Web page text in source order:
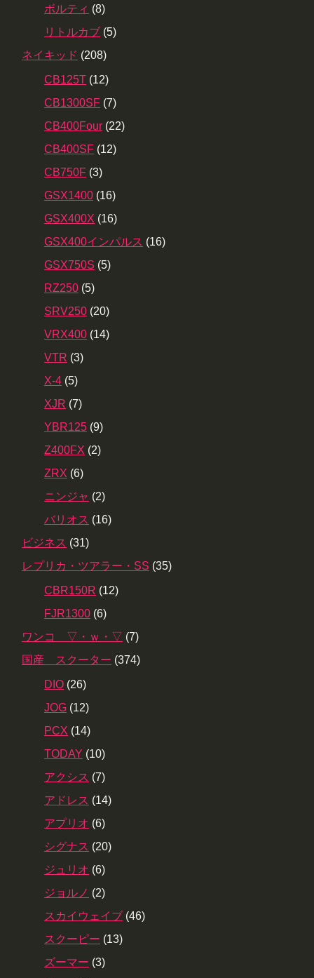
ボルティ (8)
リトルカブ (5)
ネイキッド (208)
CB125T (12)
CB1300SF (7)
CB400Four (22)
CB400SF (12)
CB750F (3)
GSX1400 (16)
GSX400X (16)
GSX400インパルス (16)
GSX750S (5)
RZ250 (5)
SRV250 (20)
VRX400 (14)
VTR (3)
X-4 (5)
XJR (7)
YBR125 (9)
Z400FX (2)
ZRX (6)
ニンジャ (2)
バリオス (16)
ビジネス (31)
レプリカ・ツアラー・SS (35)
CBR150R (12)
FJR1300 (6)
ワンコ ▽・ｗ・▽ (7)
国産 スクーター (374)
DIO (26)
JOG (12)
PCX (14)
TODAY (10)
アクシス (7)
アドレス (14)
アプリオ (6)
シグナス (20)
ジュリオ (6)
ジョルノ (2)
スカイウェイブ (46)
スクーピー (13)
ズーマー (3)